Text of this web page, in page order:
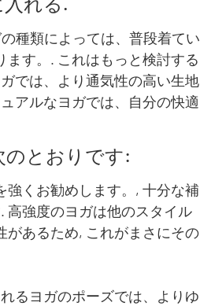
種類によっては、普段着てい
す。. これはもっと検討する
では、より通気性の高い生地
アルなヨガでは、自分の快適
のとおりです:
くお勧めします。, 十分な補
高強度のヨガは他のスタイル
あるため, これがまさにその
るヨガのポーズでは、よりゆ